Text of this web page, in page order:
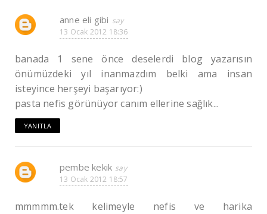
anne eli gibi
13 Ocak 2012 18:36
banada 1 sene önce deselerdi blog yazarısın
önümüzdeki yıl inanmazdım belki ama insan
isteyince herşeyi başarıyor:)
pasta nefis görünüyor canım ellerine sağlık...
YANITLA
pembe kekik
13 Ocak 2012 18:57
mmmmm.tek kelimeyle nefis ve harika